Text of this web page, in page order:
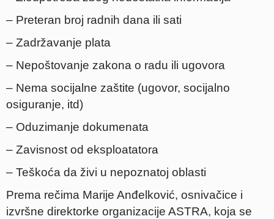
– Preteran broj radnih dana ili sati
– Zadržavanje plata
– Nepoštovanje zakona o radu ili ugovora
– Nema socijalne zaštite (ugovor, socijalno
osiguranje, itd)
– Oduzimanje dokumenata
– Zavisnost od eksploatatora
– Teškoća da živi u nepoznatoj oblasti
Prema rečima Marije Anđelković, osnivačice i
izvršne direktorke organizacije ASTRA, koja se